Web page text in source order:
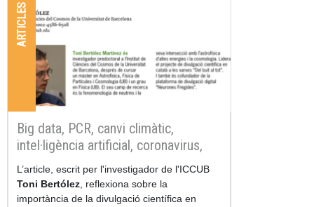
ARTICLES
Big data, PCR, canvi climàtic,
intel·ligència artificial, coronavirus,
corrent AMOC. Teixint ponts entre la
ciència i la societat a través de les
xarxes i el català
Resum
L’article, escrit per l'investigador de l'ICCUB
Toni Bertólez, reflexiona sobre la
importància de la divulgació científica en